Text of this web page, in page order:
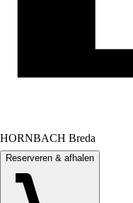
HORNBACH Breda
Reserveren & afhalen